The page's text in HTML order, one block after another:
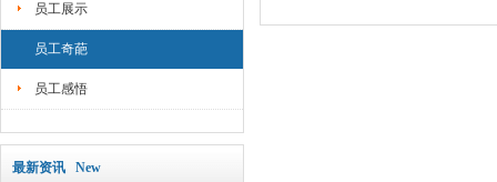
员工展示
员工奇葩
员工感悟
最新资讯 New